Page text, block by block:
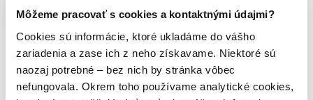
Môžeme pracovať s cookies a kontaktnými údajmi?
Cookies sú informácie, ktoré ukladáme do vášho
zariadenia a zase ich z neho získavame. Niektoré sú
naozaj potrebné – bez nich by stránka vôbec
nefungovala. Okrem toho používame analytické cookies,
Na sklade
M.J. Arlidge
15,40€
Na sklade
M.J. Arlidge
11,40€
M.J. Arlidge